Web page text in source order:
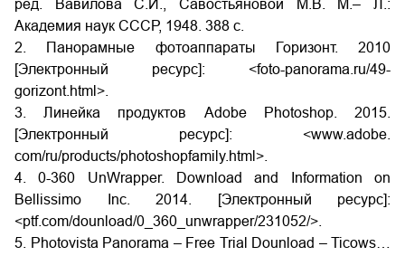
ред. Вавилова С.И., Савостьяновой М.В. М.– Л.:
Академия наук СССР, 1948. 388 с.
2. Панорамные фотоаппараты Горизонт. 2010
[Электронный ресурс]: <foto-panorama.ru/49-
gorizont.html>.
3. Линейка продуктов Adobe Photoshop. 2015.
[Электронный ресурс]: <www.adobe.
com/ru/products/photoshopfamily.html>.
4. 0-360 UnWrapper. Download and Information on
Bellissimo Inc. 2014. [Электронный ресурс]:
<ptf.com/dounload/0_360_unwrapper/231052/>.
5. Photovista Panorama – Free Trial Dounload – Ticows…